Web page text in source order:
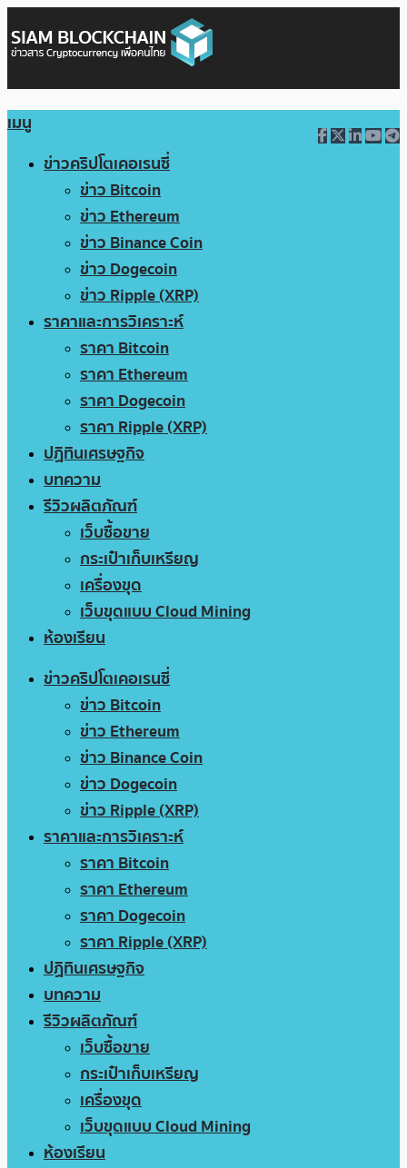
เมนู
ข่าวคริปโตเคอเรนซี่
ข่าว Bitcoin
ข่าว Ethereum
ข่าว Binance Coin
ข่าว Dogecoin
ข่าว Ripple (XRP)
ราคาและการวิเคราะห์
ราคา Bitcoin
ราคา Ethereum
ราคา Dogecoin
ราคา Ripple (XRP)
ปฏิทินเศรษฐกิจ
บทความ
รีวิวผลิตภัณฑ์
เว็บซื้อขาย
กระเป๋าเก็บเหรียญ
เครื่องขุด
เว็บขุดแบบ Cloud Mining
ห้องเรียน
ข่าวคริปโตเคอเรนซี่
ข่าว Bitcoin
ข่าว Ethereum
ข่าว Binance Coin
ข่าว Dogecoin
ข่าว Ripple (XRP)
ราคาและการวิเคราะห์
ราคา Bitcoin
ราคา Ethereum
ราคา Dogecoin
ราคา Ripple (XRP)
ปฏิทินเศรษฐกิจ
บทความ
รีวิวผลิตภัณฑ์
เว็บซื้อขาย
กระเป๋าเก็บเหรียญ
เครื่องขุด
เว็บขุดแบบ Cloud Mining
ห้องเรียน